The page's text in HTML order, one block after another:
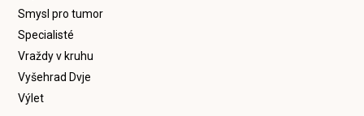
Smysl pro tumor
Specialisté
Vraždy v kruhu
Vyšehrad Dvje
Výlet